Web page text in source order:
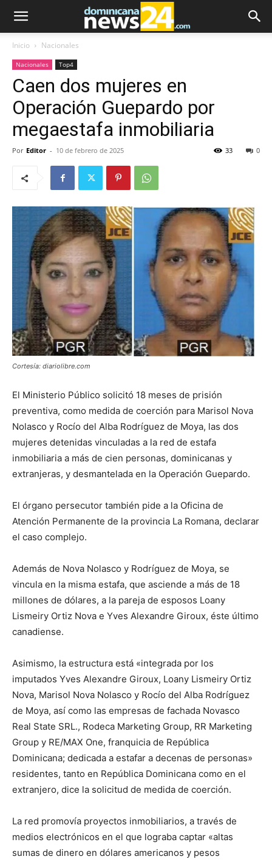
Inicio Nacionales
Nacionales Top4
Caen dos mujeres en
Operación Guepardo por
megaestafa inmobiliaria
Por Editor - 10 de febrero de 2025 0
33
Cortesía: diariolibre.com
El Ministerio Público solicitó 18 meses de prisión
preventiva, como medida de coerción para Marisol Nova
Nolasco y Rocío del Alba Rodríguez de Moya, las dos
mujeres detenidas vinculadas a la red de estafa
inmobiliaria a más de cien personas, dominicanas y
extranjeras, y desmantelada en la Operación Guepardo.
El órgano persecutor también pide a la Oficina de
Atención Permanente de la provincia La Romana, declarar
el caso complejo.
Además de Nova Nolasco y Rodríguez de Moya, se
vincula en la misma estafa, que asciende a más de 18
millones de dólares, a la pareja de esposos Loany
Lismeiry Ortiz Nova e Yves Alexandre Giroux, éste último
canadiense.
Asimismo, la estructura está «integrada por los
imputados Yves Alexandre Giroux, Loany Lismeiry Ortiz
Nova, Marisol Nova Nolasco y Rocío del Alba Rodríguez
de Moya, así como las empresas de fachada Novasco
Real State SRL., Rodeca Marketing Group, RR Marketing
Group y RE/MAX One, franquicia de República
Dominicana; dedicada a estafar a decenas de personas»
residentes, tanto en República Dominicana como en el
extranjero, dice la solicitud de medida de coerción.
La red promovía proyectos inmobiliarios, a través de
medios electrónicos en el que lograba captar «altas
sumas de dinero en dólares americanos y pesos